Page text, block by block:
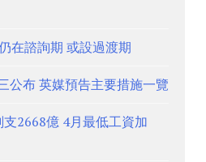
在諮詢期 或設過渡期
公布 英媒預告主要措施一覽
2668億 4月最低工資加